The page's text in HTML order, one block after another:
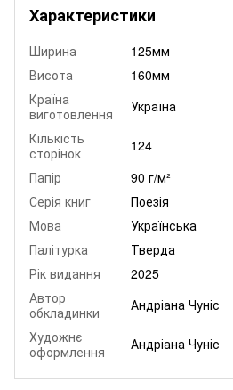
Характеристики
Ширина
125мм
Висота
160мм
Країна
виготовлення
Україна
Кількість
сторінок
124
Папір
90 г/м²
Серія книг
Поезія
Мова
Українська
Палітурка
Тверда
Рік видання
2025
Автор
обкладинки
Андріана Чуніс
Художнє
оформлення
Андріана Чуніс